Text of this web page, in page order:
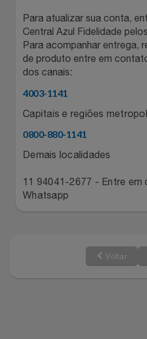
Relógios
Saúde E Bem-Estar
Utilidades Industriais
Vestuário
Stanley Pmi
The Bar
Top Store
Tramontina
Para atualizar sua conta,
Central Azul Fidelidade
Para acompanhar entrega,
de produto entre em
dos canais:
4003-1141
Capitais e regiões
0800-880-1141
Demais localidades
11 94041-2677 - Entre
Whatsapp
Voltar